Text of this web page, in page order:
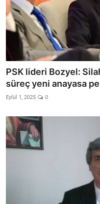
PSK lideri Bozyel:
süreç yeni anayasa
Eylül 1, 2025 0